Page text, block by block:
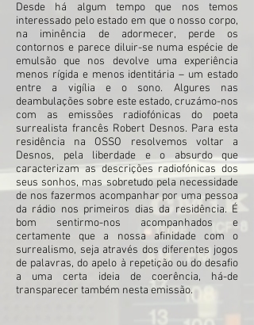
Desde há algum tempo que nos temos
interessado pelo estado em que o nosso corpo,
na iminência de adormecer, perde os
contornos e parece diluir-se numa espécie de
emulsão que nos devolve uma experiência
menos rígida e menos identitária – um estado
entre a vigília e o sono. Algures nas
deambulações sobre este estado, cruzámo-nos
com as emissões radiofónicas do poeta
surrealista francês Robert Desnos. Para esta
residência na OSSO resolvemos voltar a
Desnos, pela liberdade e o absurdo que
caracterizam as descrições radiofónicas dos
seus sonhos, mas sobretudo pela necessidade
de nos fazermos acompanhar por uma pessoa
da rádio nos primeiros dias da residência. É
bom sentirmo-nos acompanhados e
certamente que a nossa afinidade com o
surrealismo, seja através dos diferentes jogos
de palavras, do apelo à repetição ou do desafio
a uma certa ideia de coerência, há-de
transparecer também nesta emissão.